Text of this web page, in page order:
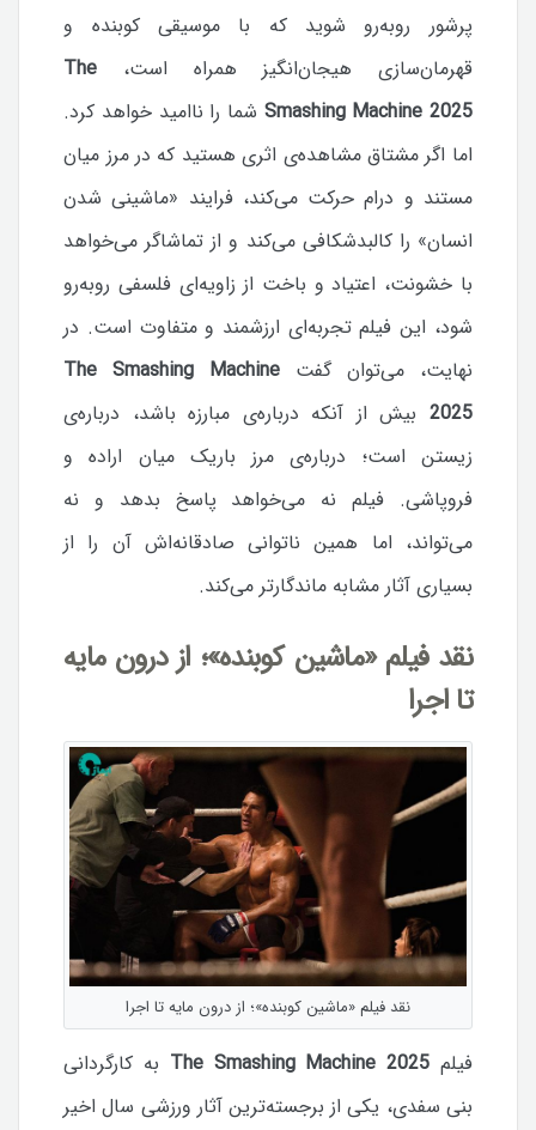
پرشور روبه‌رو شوید که با موسیقی کوبنده و
قهرمان‌سازی هیجان‌انگیز همراه است، The
Smashing Machine 2025 شما را ناامید خواهد کرد.
اما اگر مشتاق مشاهده‌ی اثری هستید که در مرز میان
مستند و درام حرکت می‌کند، فرایند «ماشینی شدن
انسان» را کالبدشکافی می‌کند و از تماشاگر می‌خواهد
با خشونت، اعتیاد و باخت از زاویه‌ای فلسفی روبه‌رو
شود، این فیلم تجربه‌ای ارزشمند و متفاوت است. در
نهایت، می‌توان گفت The Smashing Machine
2025 بیش از آنکه درباره‌ی مبارزه باشد، درباره‌ی
زیستن است؛ درباره‌ی مرز باریک میان اراده و
فروپاشی. فیلم نه می‌خواهد پاسخ بدهد و نه
می‌تواند، اما همین ناتوانی صادقانه‌اش آن را از
بسیاری آثار مشابه ماندگارتر می‌کند.
نقد فیلم «ماشین کوبنده»؛ از درون مایه
تا اجرا
نقد فیلم «ماشین کوبنده»؛ از درون مایه تا اجرا
فیلم The Smashing Machine 2025 به کارگردانی
بنی سفدی، یکی از برجسته‌ترین آثار ورزشی سال اخیر